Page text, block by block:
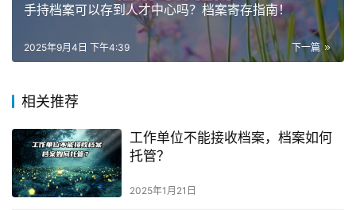
手持档案可以存到人才中心吗？档案寄存指南！
下一篇
2025年9月4日 下午4:39
相关推荐
工作单位不能接收档案，档案如何
托管？
2025年1月21日